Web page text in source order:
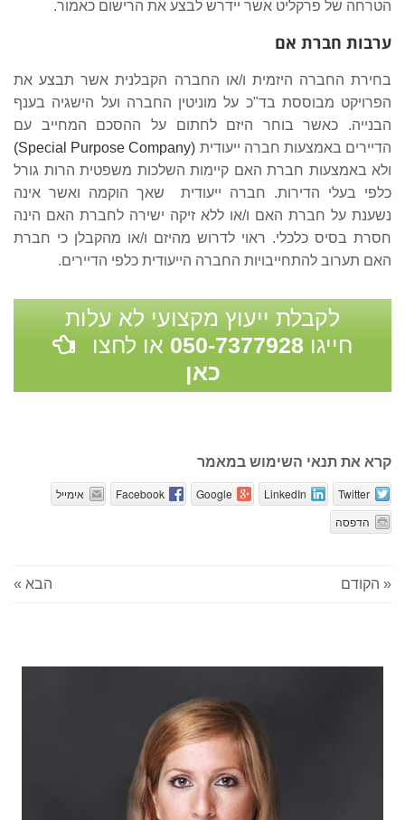
הטרחה של פרקליט אשר יידרש לבצע את הרישום כאמור.
ערבות חברת אם
בחירת החברה היזמית ו/או החברה הקבלנית אשר תבצע את
הפרויקט מבוססת בד"כ על מוניטין החברה ועל הישגיה בענף
הבנייה. כאשר בוחר היזם לחתום על ההסכם המחייב עם
הדיירים באמצעות חברה ייעודית (Special Purpose Company)
ולא באמצעות חברת האם קיימות השלכות משפטית הרות גורל
כלפי בעלי הדירות. חברה ייעודית שאך הוקמה ואשר אינה
נשענת על חברת האם ו/או ללא זיקה ישירה לחברת האם הינה
חסרת בסיס כלכלי. ראוי לדרוש מהיזם ו/או מהקבלן כי חברת
האם תערוב להתחייבויות החברה הייעודית כלפי הדיירים.
לקבלת ייעוץ מקצועי לא עלות
חייגו 050-7377928 או לחצו
כאן
קרא את תנאי השימוש במאמר
Twitter
LinkedIn
Google
Facebook
אימייל
הדפסה
« הקודם הבא »